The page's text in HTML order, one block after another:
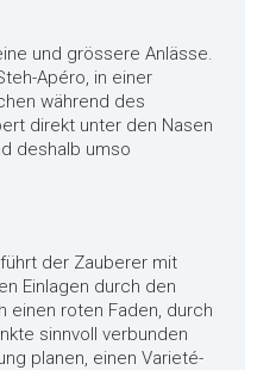
und grössere Anlässe.
Apéro, in einer
während des
direkt unter den Nasen
deshalb umso
der Zauberer mit
Einlagen durch den
einen roten Faden, durch
sinnvoll verbunden
planen, einen Varieté-